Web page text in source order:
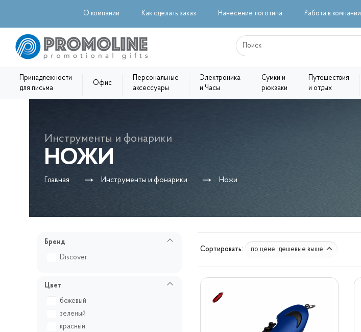
О компании Как сделать заказ Нанесение логотипа Работа в компании
Принадлежности
для письма
Офис
Персональные
аксессуары
Электроника
и Часы
Сумки и
рюкзаки
Путешествия
и отдых
Главная Инструменты и фонарики Ножи
Инструменты и фонарики
НОЖИ
Бренд
Discover
Цвет
бежевый
зеленый
красный
Сортировать: по цене: дешевые выше